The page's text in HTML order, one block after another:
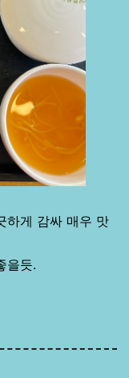
하게 감싸 매우 맛
을듯.